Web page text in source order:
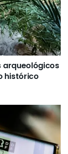
arqueológicos
histórico